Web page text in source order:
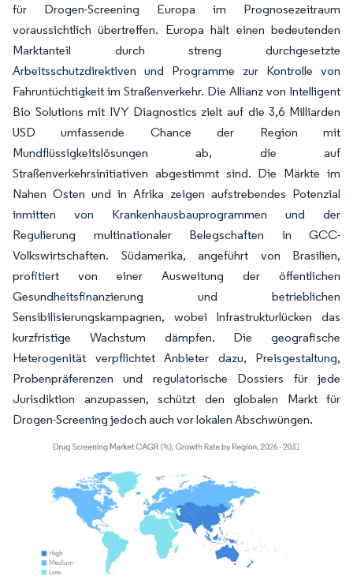
für Drogen-Screening Europa im Prognosezeitraum
voraussichtlich übertreffen. Europa hält einen bedeutenden
Marktanteil durch streng durchgesetzte
Arbeitsschutzdirektiven und Programme zur Kontrolle von
Fahruntüchtigkeit im Straßenverkehr. Die Allianz von Intelligent
Bio Solutions mit IVY Diagnostics zielt auf die 3,6 Milliarden
USD umfassende Chance der Region mit
Mundflüssigkeitslösungen ab, die auf
Straßenverkehrsinitiativen abgestimmt sind. Die Märkte im
Nahen Osten und in Afrika zeigen aufstrebendes Potenzial
inmitten von Krankenhausbauprogrammen und der
Regulierung multinationaler Belegschaften in GCC-
Volkswirtschaften. Südamerika, angeführt von Brasilien,
profitiert von einer Ausweitung der öffentlichen
Gesundheitsfinanzierung und betrieblichen
Sensibilisierungskampagnen, wobei Infrastrukturlücken das
kurzfristige Wachstum dämpfen. Die geografische
Heterogenität verpflichtet Anbieter dazu, Preisgestaltung,
Probenpräferenzen und regulatorische Dossiers für jede
Jurisdiktion anzupassen, schützt den globalen Markt für
Drogen-Screening jedoch auch vor lokalen Abschwüngen.